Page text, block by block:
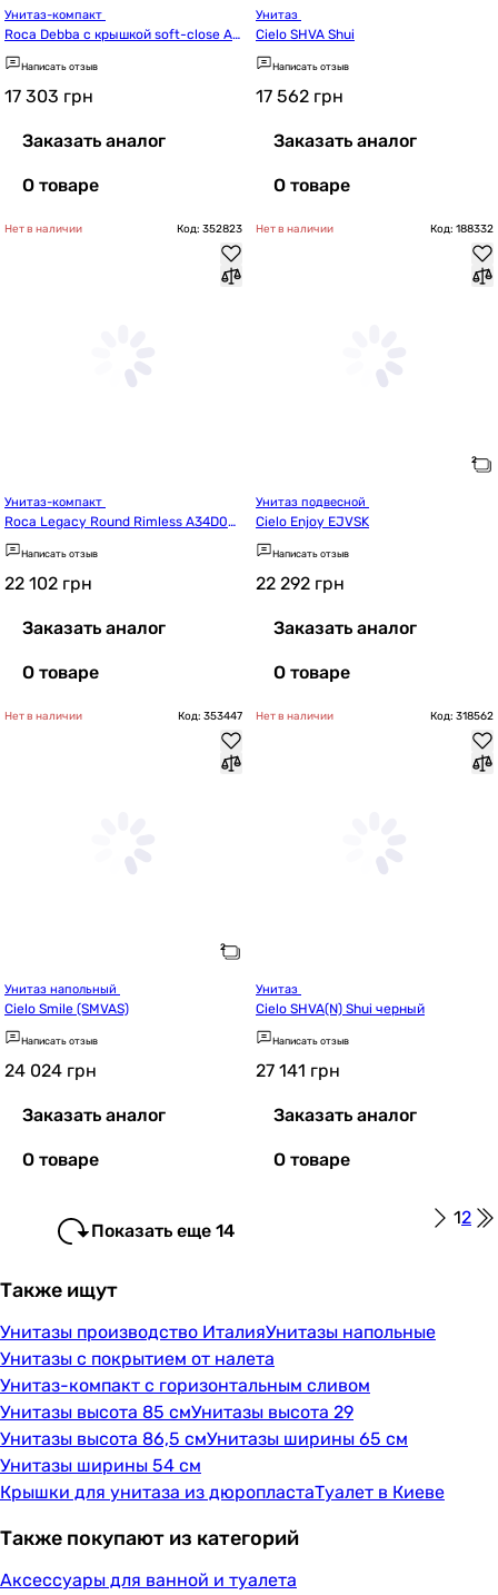
Roca Debba с крышкой soft-close A3
4S998000
Написать отзыв
17 303 грн
Заказать аналог
О товаре
Cielo SHVA Shui
Написать отзыв
17 562 грн
Заказать аналог
О товаре
Нет в наличии Код: 352823
Roca Legacy Round Rimless A34D0N
0000
Написать отзыв
22 102 грн
Заказать аналог
О товаре
Нет в наличии Код: 188332
Cielo Enjoy EJVSK
Написать отзыв
22 292 грн
Заказать аналог
О товаре
Нет в наличии Код: 353447
Cielo Smile (SMVAS)
Написать отзыв
24 024 грн
Заказать аналог
О товаре
Нет в наличии Код: 318562
Cielo SHVA(N) Shui черный
Написать отзыв
27 141 грн
Заказать аналог
О товаре
Показать еще 14
12
Также ищут
Унитазы производство ИталияУнитазы напольные
Унитазы с покрытием от налета
Унитаз-компакт с горизонтальным сливом
Унитазы высота 85 смУнитазы высота 29
Унитазы высота 86,5 смУнитазы ширины 65 см
Унитазы ширины 54 см
Крышки для унитаза из дюропластаТуалет в Киеве
Также покупают из категорий
Аксессуары для ванной и туалета